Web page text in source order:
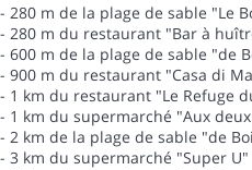
- 280 m de la plage de sable "Le
- 280 m du restaurant "Bar à
- 600 m de la plage de sable "de
- 900 m du restaurant "Casa di
- 1 km du restaurant "Le Refuge
- 1 km du supermarché "Aux
- 2 km de la plage de sable "de
- 3 km du supermarché "Super U"